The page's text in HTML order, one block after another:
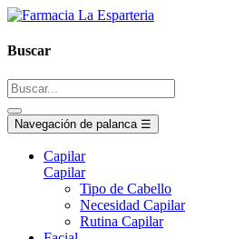
Buscar
Navegación de palanca ☰
Capilar
Capilar
Tipo de Cabello
Necesidad Capilar
Rutina Capilar